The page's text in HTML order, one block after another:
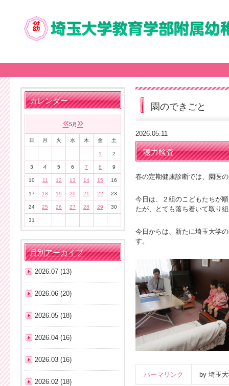
園のできごと
2026.05.11
聴力検査
春の定期健康診断では、園医
今日は、２組のこどもたちが
たが、とても落ち着いて取り
今日からは、新たに埼玉大学
す。
パーマリンク by 埼玉
カレンダー
«5月 »
日 月 火 水 木 金 土
1 2
3 4 5 6 7 8 9
10 11 12 13 14 15 16
17 18 19 20 21 22 23
24 25 26 27 28 29 30
31
月別アーカイブ
2026.07 (13)
2026.06 (20)
2026.05 (18)
2026.04 (16)
2026.03 (16)
2026.02 (18)